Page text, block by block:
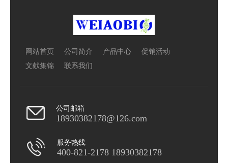
网站首页 公司简介 产品中心
促销活动
文献集锦
联系我们
公司邮箱
18930382178@126.com
服务热线
400-821-2178 18930382178